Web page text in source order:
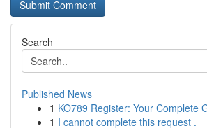
Search
Published News
1 KO789 Register: Your Complete
1 I cannot complete this request .